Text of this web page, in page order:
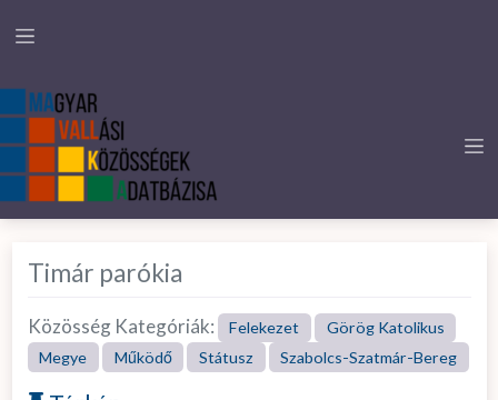
Timár parókia
Közösség Kategóriák: Felekezet
Görög Katolikus
Megye
Működő Státusz Szabolcs-Szatmár-Bereg